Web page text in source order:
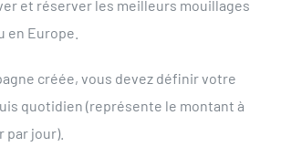
et réserver les meilleurs mouillages
en Europe.
créée, vous devez définir votre
quotidien (représente le montant à
par jour).